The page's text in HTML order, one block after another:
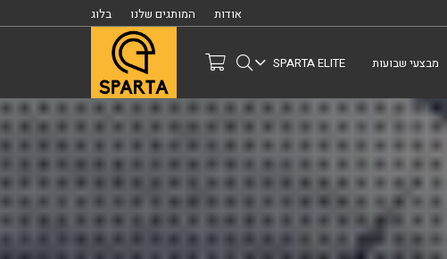
אודות המותגים שלנו בלוג
מבצעי שבועות SPARTA ELITE